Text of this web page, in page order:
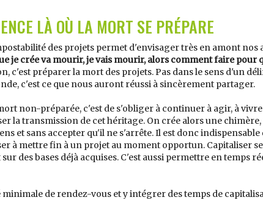
LÀ OÙ LA MORT SE PRÉPARE
des projets permet d'envisager très en amont
je crée va mourir, je vais mourir, alors comment faire
c'est préparer la mort des projets. Pas dans le sens d'un
c'est ce que nous auront réussi à sincèrement partager.
non-préparée, c'est de s'obliger à continuer à agir, à
la transmission de cet héritage. On crée alors une
et sans accepter qu'il ne s'arrête. Il est donc
à mettre fin à un projet au moment opportun. Capitaliser
des bases déjà acquises. C'est aussi permettre en temps
de rendez-vous et y intégrer des temps de